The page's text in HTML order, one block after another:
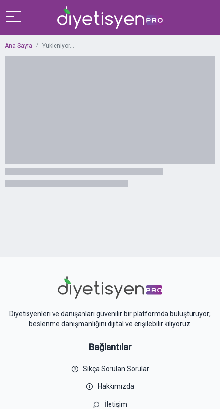
Ana Sayfa Yukleniyor...
Diyetisyenleri ve danışanları güvenilir bir platformda buluşturuyor;
beslenme danışmanlığını dijital ve erişilebilir kılıyoruz.
Bağlantılar
Sıkça Sorulan Sorular
Hakkımızda
İletişim